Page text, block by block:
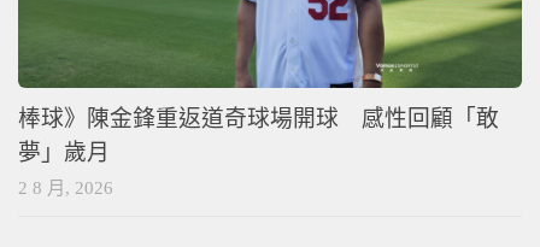
棒球》陳金鋒重返道奇球場開球 感性回顧「敢